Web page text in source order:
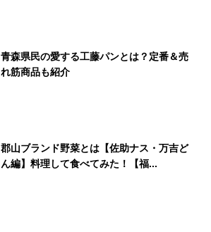
青森県民の愛する工藤パンとは？定番＆売
れ筋商品も紹介
郡山ブランド野菜とは【佐助ナス・万吉ど
ん編】料理して食べてみた！【福...